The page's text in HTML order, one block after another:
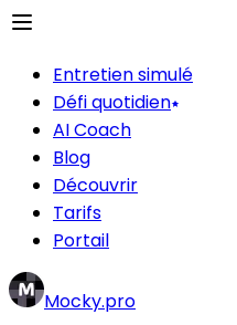
Entretien simulé
Défi quotidien
AI Coach
Blog
Découvrir
Tarifs
Portail
Mocky.pro